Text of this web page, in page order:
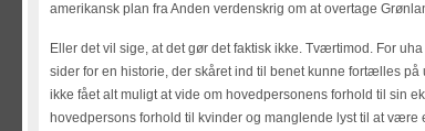
amerikansk plan fra Anden verdenskrig om at overtage
Eller det vil sige, at det gør det faktisk ikke. Tværtimod. For
sider for en historie, der skåret ind til benet kunne fortælles
ikke fået alt muligt at vide om hovedpersonens forhold til sin
hovedpersons forhold til kvinder og manglende lyst til at være